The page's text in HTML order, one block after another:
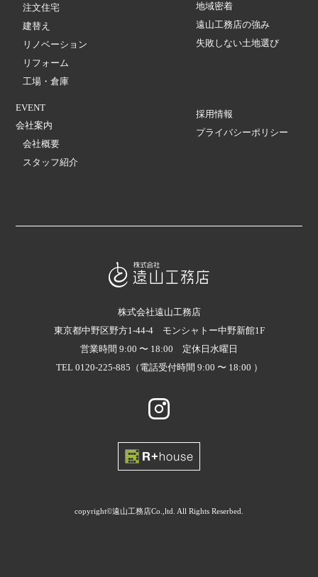
注文住宅
建替え
リノベーション
リフォーム
工場・倉庫
地域密着
遠山工務店の強み
失敗しない土地選び
EVENT
会社案内
会社概要
スタッフ紹介
採用情報
プライバシーポリシー
株式会社遠山工務店
東京都中野区野方1-44-4 モンシャトー中野新館1F
営業時間 9:00 〜 18:00 定休日水曜日
TEL 0120-225-885（電話受付時間 9:00 〜 18:00 ）
copyright©遠山工務店Co.,ltd. All Rights Reserbed.